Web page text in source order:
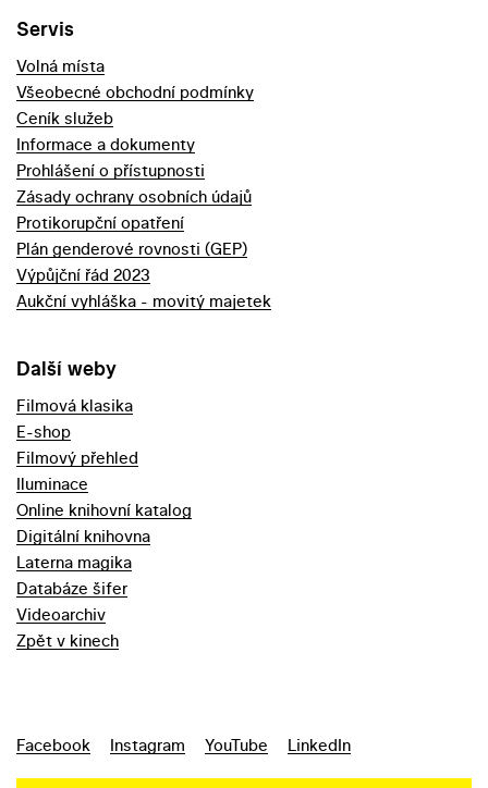
Servis
Volná místa
Všeobecné obchodní podmínky
Ceník služeb
Informace a dokumenty
Prohlášení o přístupnosti
Zásady ochrany osobních údajů
Protikorupční opatření
Plán genderové rovnosti (GEP)
Výpůjční řád 2023
Aukční vyhláška - movitý majetek
Další weby
Filmová klasika
E-shop
Filmový přehled
Iluminace
Online knihovní katalog
Digitální knihovna
Laterna magika
Databáze šifer
Videoarchiv
Zpět v kinech
Facebook Instagram YouTube LinkedIn